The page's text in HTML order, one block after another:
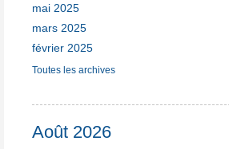
mai 2025
mars 2025
février 2025
Toutes les archives
Août 2026